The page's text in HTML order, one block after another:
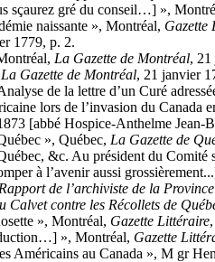
sçaurez gré du conseil…] »,
naissante », Montréal, Gazette
1779, p. 2.
La Gazette de Montréal, 21
La Gazette de Montréal, 21 janvier
de la lettre d’un Curé
lors de l’invasion du Canada
[abbé Hospice-Anthelme Jean-
», Québec, La Gazette de
&c. Au président du
à l’avenir aussi
Rapport de l’archiviste de la
Calvet contre les Récollets de
», Montréal, Gazette Littéraire
», Montréal, Gazette
Américains au Canada », M gr